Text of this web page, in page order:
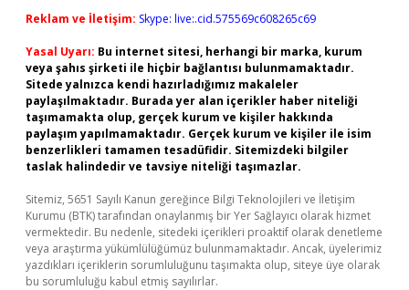
Reklam ve İletişim: Skype: live:.cid.575569c608265c69
Yasal Uyarı: Bu internet sitesi, herhangi bir marka, kurum
veya şahıs şirketi ile hiçbir bağlantısı bulunmamaktadır.
Sitede yalnızca kendi hazırladığımız makaleler
paylaşılmaktadır. Burada yer alan içerikler haber niteliği
taşımamakta olup, gerçek kurum ve kişiler hakkında
paylaşım yapılmamaktadır. Gerçek kurum ve kişiler ile isim
benzerlikleri tamamen tesadüfidir. Sitemizdeki bilgiler
taslak halindedir ve tavsiye niteliği taşımazlar.
Sitemiz, 5651 Sayılı Kanun gereğince Bilgi Teknolojileri ve İletişim
Kurumu (BTK) tarafından onaylanmış bir Yer Sağlayıcı olarak hizmet
vermektedir. Bu nedenle, sitedeki içerikleri proaktif olarak denetleme
veya araştırma yükümlülüğümüz bulunmamaktadır. Ancak, üyelerimiz
yazdıkları içeriklerin sorumluluğunu taşımakta olup, siteye üye olarak
bu sorumluluğu kabul etmiş sayılırlar.